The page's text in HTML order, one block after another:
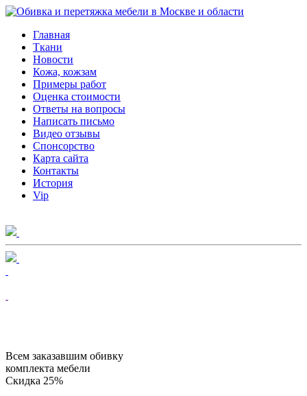
Главная
Ткани
Новости
Кожа, кожзам
Примеры работ
Оценка стоимости
Ответы на вопросы
Написать письмо
Видео отзывы
Спонсорство
Карта сайта
Контакты
История
Vip
Всем заказавшим обивку
комплекта мебели
Скидка 25%